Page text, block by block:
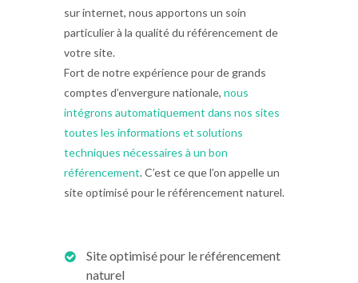
sur internet, nous apportons un soin
particulier à la qualité du référencement de
votre site.
Fort de notre expérience pour de grands
comptes d’envergure nationale, nous
intégrons automatiquement dans nos sites
toutes les informations et solutions
techniques nécessaires à un bon
référencement. C’est ce que l’on appelle un
site optimisé pour le référencement naturel.
Site optimisé pour le référencement
naturel